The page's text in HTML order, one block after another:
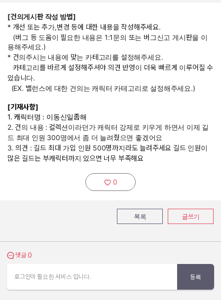
[건의게시판 작성 방법]
* 개선 또는 추가,변경 등에 대한 내용을 작성해주세요.
(버그 등 도움이 필요한 내용은 1:1문의 또는 버그신고 게시판을 이
용해주세요.)
* 건의주시는 내용에 맞는 카테고리를 설정해주세요.
카테고리를 바르게 설정해주셔야 의견 반영이 더욱 빠르게 이루어질 수
있습니다.
(EX. 밸런스에 대한 건의는 캐릭터 카테고리로 설정해주세요.)
[기재사항]
1. 캐릭터명 : 이동신일좀해
2. 건의 내용 : 컬렉션이라던가 캐릭터 강제로 키우게 하면서 이제 길
드 최대 인원 300명에서 좀 더 늘려줬으면 좋겠어요
3. 의견 : 길드 최대 가입 인원 500명까지라도 늘려주세요 길드 인원이
많은 길드는 부캐릭터까지 있으면 너무 부족해요
추천하기:
0
목록 글쓰기
댓글 보기
댓글 0
로그인이 필요한 서비스 입니다. 등록